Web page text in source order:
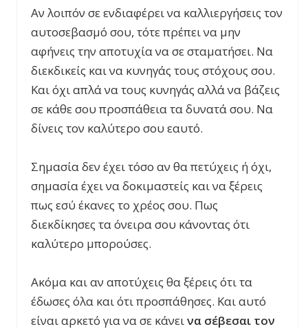
Αν λοιπόν σε ενδιαφέρει να καλλιεργήσεις τον
αυτοσεβασμό σου, τότε πρέπει να μην
αφήνεις την αποτυχία να σε σταματήσει. Να
διεκδικείς και να κυνηγάς τους στόχους σου.
Και όχι απλά να τους κυνηγάς αλλά να βάζεις
σε κάθε σου προσπάθεια τα δυνατά σου. Να
δίνεις τον καλύτερο σου εαυτό.
Σημασία δεν έχει τόσο αν θα πετύχεις ή όχι,
σημασία έχει να δοκιμαστείς και να ξέρεις
πως εσύ έκανες το χρέος σου. Πως
διεκδίκησες τα όνειρα σου κάνοντας ότι
καλύτερο μπορούσες.
Ακόμα και αν αποτύχεις θα ξέρεις ότι τα
έδωσες όλα και ότι προσπάθησες. Και αυτό
είναι αρκετό για να σε κάνεινα σέβεσαι τον